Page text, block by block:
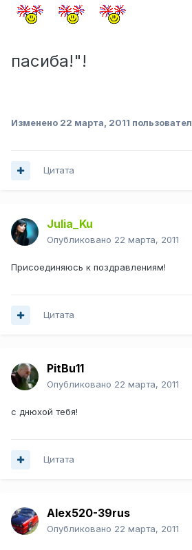
пасиба!"!
Изменено 22 марта, 2011
Цитата
Julia_Ku
Опубликовано 22 марта, 2011
Присоединяюсь к поздравлениям!
Цитата
PitBu11
Опубликовано 22 марта, 2011
с днюхой тебя!
Цитата
Alex520-39rus
Опубликовано 22 марта, 2011